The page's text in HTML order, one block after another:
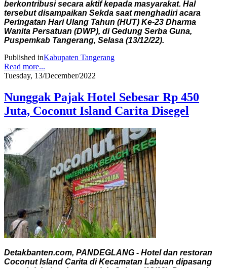
berkontribusi secara aktif kepada masyarakat. Hal
tersebut disampaikan Sekda saat menghadiri acara
Peringatan Hari Ulang Tahun (HUT) Ke-23 Dharma
Wanita Persatuan (DWP), di Gedung Serba Guna,
Puspemkab Tangerang, Selasa (13/12/22).
Published inKabupaten Tangerang
Read more...
Tuesday, 13/December/2022
Nunggak Pajak Hotel Sebesar Rp 450
Juta, Coconut Island Carita Disegel
Detakbanten.com, PANDEGLANG - Hotel dan restoran
Coconut Island Carita di Kecamatan Labuan dipasang